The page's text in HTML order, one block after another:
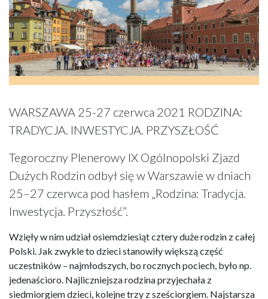
WARSZAWA 25-27 czerwca 2021 RODZINA:
TRADYCJA. INWESTYCJA. PRZYSZŁOŚĆ
Tegoroczny Plenerowy IX Ogólnopolski Zjazd
Dużych Rodzin odbył się w Warszawie w dniach
25–27 czerwca pod hasłem „Rodzina: Tradycja.
Inwestycja. Przyszłość”.
Wzięły w nim udział osiemdziesiąt cztery duże rodzin z całej
Polski. Jak zwykle to dzieci stanowiły większą część
uczestników – najmłodszych, bo rocznych pociech, było np.
jedenaścioro. Najliczniejsza rodzina przyjechała z
siedmiorgiem dzieci, kolejne trzy z sześciorgiem. Najstarsza